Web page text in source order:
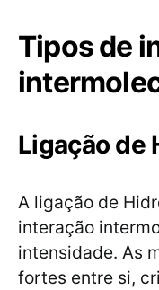
Tipos de
Ligação de
A ligação de
interação
intensidade. As
fortes entre si,